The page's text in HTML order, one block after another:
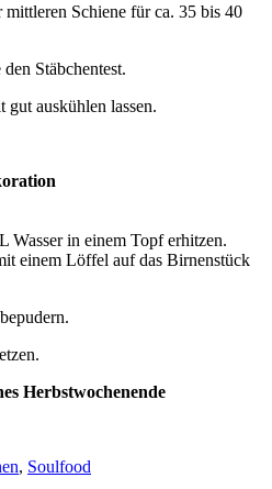
Schiene für ca. 35 bis 40
Stäbchentest.
auskühlen lassen.
Wasser in einem Topf erhitzen.
einem Löffel auf das Birnenstück
Herbstwochenende
, Soulfood